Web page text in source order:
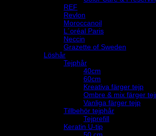
REF
Revlon
Moroccanoil
L´oréal Paris
Neccin
Grazette of Sweden
Löshår
Tejphår
40cm
60cm
Kreativa färger tejp
Ombre & mix färger
Vanliga färger tejp
Tillbehör tejphår
Tejprefill
Keratin U-tip
50 cm